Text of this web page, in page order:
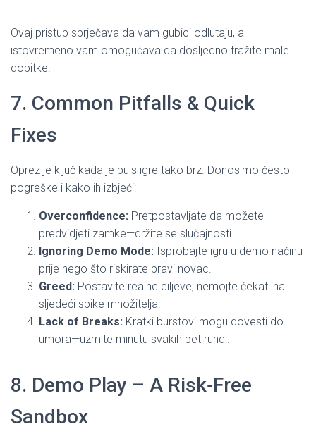
Ovaj pristup sprječava da vam gubici odlutaju, a
istovremeno vam omogućava da dosljedno tražite male
dobitke.
7. Common Pitfalls & Quick
Fixes
Oprez je ključ kada je puls igre tako brz. Donosimo često
pogreške i kako ih izbjeći:
Overconfidence: Pretpostavljate da možete
predvidjeti zamke—držite se slučajnosti.
Ignoring Demo Mode: Isprobajte igru u demo načinu
prije nego što riskirate pravi novac.
Greed: Postavite realne ciljeve; nemojte čekati na
sljedeći spike množitelja.
Lack of Breaks: Kratki burstovi mogu dovesti do
umora—uzmite minutu svakih pet rundi.
8. Demo Play – A Risk‑Free
Sandbox